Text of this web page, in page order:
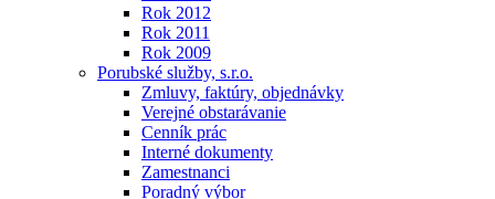
Rok 2012
Rok 2011
Rok 2009
Porubské služby, s.r.o.
Zmluvy, faktúry, objednávky
Verejné obstarávanie
Cenník prác
Interné dokumenty
Zamestnanci
Poradný výbor